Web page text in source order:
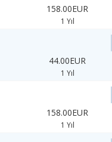
158.00EUR
1 Yıl
44.00EUR
1 Yıl
158.00EUR
1 Yıl